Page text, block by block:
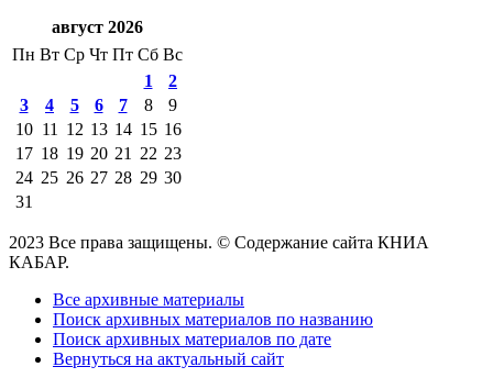
август 2026
Пн Вт Ср Чт Пт Сб Вс
1
2
3
4 5 6 7 8
9
10 11 12 13 14 15 16
17 18 19 20 21 22 23
24 25 26 27 28 29 30
31
2023 Все права защищены. © Содержание сайта КНИА
КАБАР.
Все архивные материалы
Поиск архивных материалов по названию
Поиск архивных материалов по дате
Вернуться на актуальный сайт